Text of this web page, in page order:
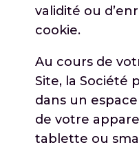
validité ou
cookie.
Au cours de
Site, la Société
dans un
de votre
tablette ou